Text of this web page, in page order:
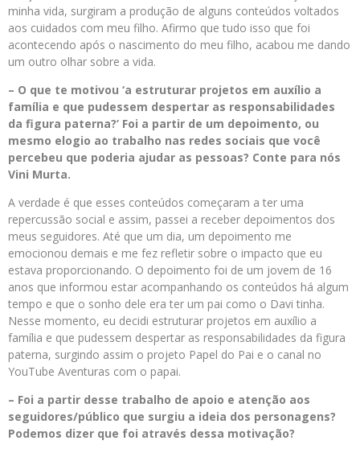
minha vida, surgiram a produção de alguns conteúdos voltados
aos cuidados com meu filho. Afirmo que tudo isso que foi
acontecendo após o nascimento do meu filho, acabou me dando
um outro olhar sobre a vida.
– O que te motivou ‘a estruturar projetos em auxílio a
família e que pudessem despertar as responsabilidades
da figura paterna?’ Foi a partir de um depoimento, ou
mesmo elogio ao trabalho nas redes sociais que você
percebeu que poderia ajudar as pessoas? Conte para nós
Vini Murta.
A verdade é que esses conteúdos começaram a ter uma
repercussão social e assim, passei a receber depoimentos dos
meus seguidores. Até que um dia, um depoimento me
emocionou demais e me fez refletir sobre o impacto que eu
estava proporcionando. O depoimento foi de um jovem de 16
anos que informou estar acompanhando os conteúdos há algum
tempo e que o sonho dele era ter um pai como o Davi tinha.
Nesse momento, eu decidi estruturar projetos em auxílio a
família e que pudessem despertar as responsabilidades da figura
paterna, surgindo assim o projeto Papel do Pai e o canal no
YouTube Aventuras com o papai.
– Foi a partir desse trabalho de apoio e atenção aos
seguidores/público que surgiu a ideia dos personagens?
Podemos dizer que foi através dessa motivação?